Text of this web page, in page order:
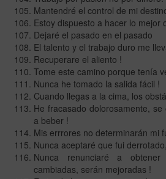
Mantendré el control de mi
Estoy dispuesto a hacer lo mejor
Dejaré el pasado en el pasado
El talento y el trabajo duro me
Recuperare el aliento !
Tome este camino porque tenía
Nunca he tomado la salida fácil !
Cuando llegas a la cima, los
He fracasado dolorosamente,
a beber !
Mis errrores no determinarán mi
Nunca aceptaré que fui
Nunca renunciaré a
cambiadas, serán mejoradas !